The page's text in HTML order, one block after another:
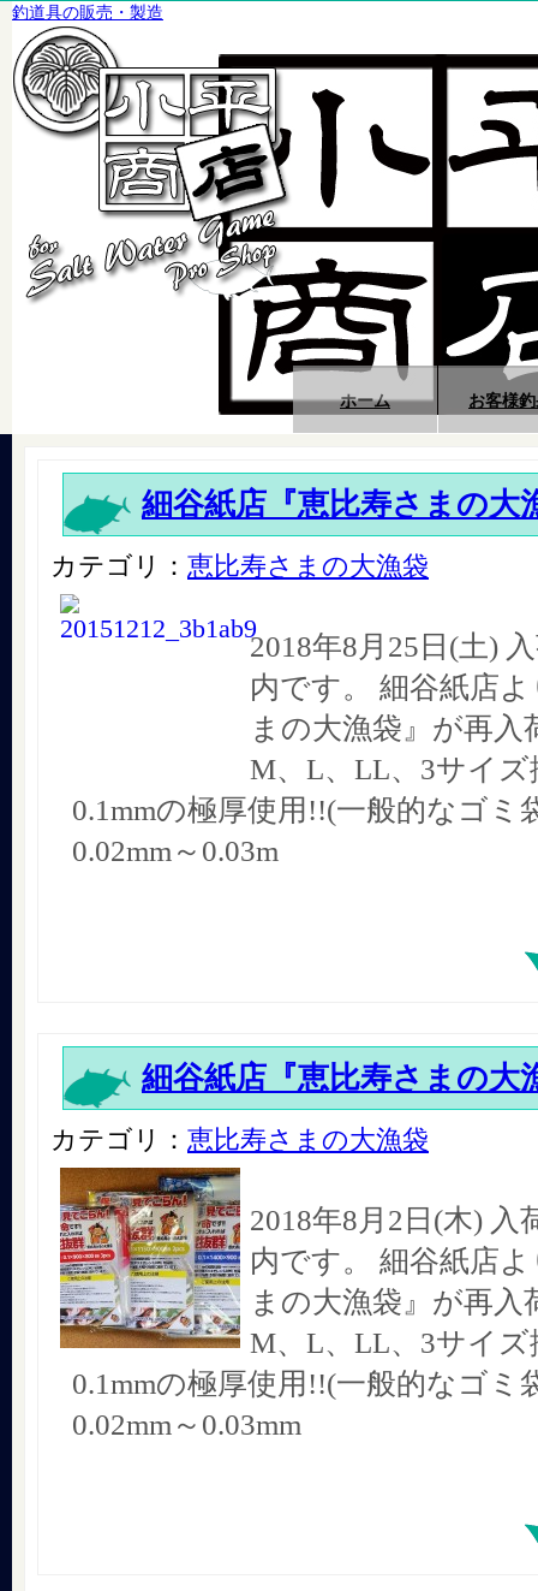
釣道具の販売・製造
ホーム お客様
細谷紙店『恵比寿さまの大
カテゴリ： 恵比寿さまの大漁袋
2018年8月25日(土)
内です。 細谷紙店
まの大漁袋』が再
M、L、LL、3サイ
0.1mmの極厚使用!!(一般的なゴミ
0.02mm～0.03m
細谷紙店『恵比寿さまの大
カテゴリ： 恵比寿さまの大漁袋
2018年8月2日(木) 入
内です。 細谷紙店
まの大漁袋』が再
M、L、LL、3サイ
0.1mmの極厚使用!!(一般的なゴミ
0.02mm～0.03mm